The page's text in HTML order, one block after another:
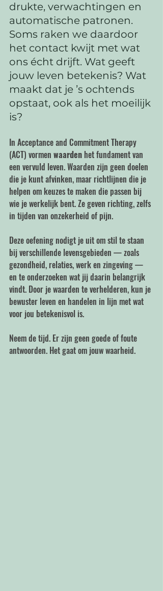
drukte, verwachtingen en
automatische patronen.
Soms raken we daardoor
het contact kwijt met wat
ons écht drijft. Wat geeft
jouw leven betekenis? Wat
maakt dat je ’s ochtends
opstaat, ook als het moeilijk
is?
In Acceptance and Commitment Therapy
(ACT) vormen waarden het fundament van
een vervuld leven. Waarden zijn geen doelen
die je kunt afvinken, maar richtlijnen die je
helpen om keuzes te maken die passen bij
wie je werkelijk bent. Ze geven richting, zelfs
in tijden van onzekerheid of pijn.
Deze oefening nodigt je uit om stil te staan
bij verschillende levensgebieden — zoals
gezondheid, relaties, werk en zingeving —
en te onderzoeken wat jij daarin belangrijk
vindt. Door je waarden te verhelderen, kun je
bewuster leven en handelen in lijn met wat
voor jou betekenisvol is.
Neem de tijd. Er zijn geen goede of foute
antwoorden. Het gaat om jouw waarheid.